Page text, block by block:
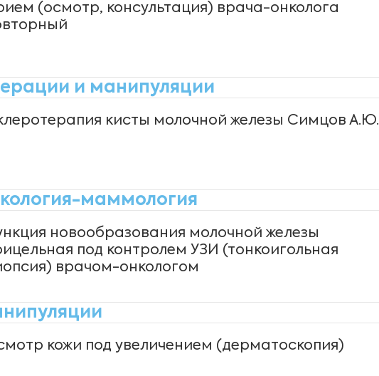
(осмотр, консультация) врача-онколога
и манипуляции
кисты молочной железы Симцов А.Ю.
маммология
новообразования молочной железы
под контролем УЗИ (тонкоигольная
врачом-онкологом
кожи под увеличением (дерматоскопия)